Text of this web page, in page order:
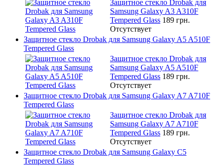
Защитное стекло Drobak для
Samsung Galaxy A3 A310F
Tempered Glass 189 грн.
Отсутствует
Защитное стекло Drobak для Samsung Galaxy A5 A510F
Tempered Glass
Защитное стекло Drobak для
Samsung Galaxy A5 A510F
Tempered Glass 189 грн.
Отсутствует
Защитное стекло Drobak для Samsung Galaxy A7 A710F
Tempered Glass
Защитное стекло Drobak для
Samsung Galaxy A7 A710F
Tempered Glass 189 грн.
Отсутствует
Защитное стекло Drobak для Samsung Galaxy C5
Tempered Glass